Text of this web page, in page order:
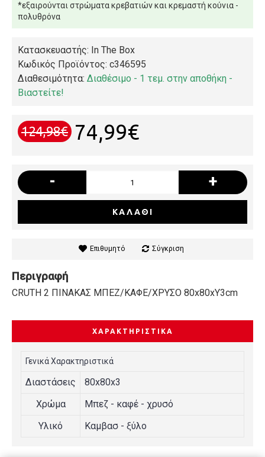
*εξαιρούνται στρώματα κρεβατιών και κρεμαστή κούνια -
πολυθρόνα
Κατασκευαστής: In The Box
Κωδικός Προϊόντος: c346595
Διαθεσιμότητα: Διαθέσιμο - 1 τεμ. στην αποθήκη -
Βιαστείτε!
124,98€ 74,99€
- +
ΚΑΛΆΘΙ
Επιθυμητό Σύγκριση
Περιγραφή
CRUTH 2 ΠΙΝΑΚΑΣ ΜΠΕΖ/ΚΑΦΕ/ΧΡΥΣΟ 80x80xΥ3cm
ΧΑΡΑΚΤΗΡΙΣΤΙΚΆ
Γενικά Χαρακτηριστικά
Διαστάσεις
80x80x3
Χρώμα
Μπεζ - καφέ - χρυσό
Υλικό
Καμβασ - ξύλο